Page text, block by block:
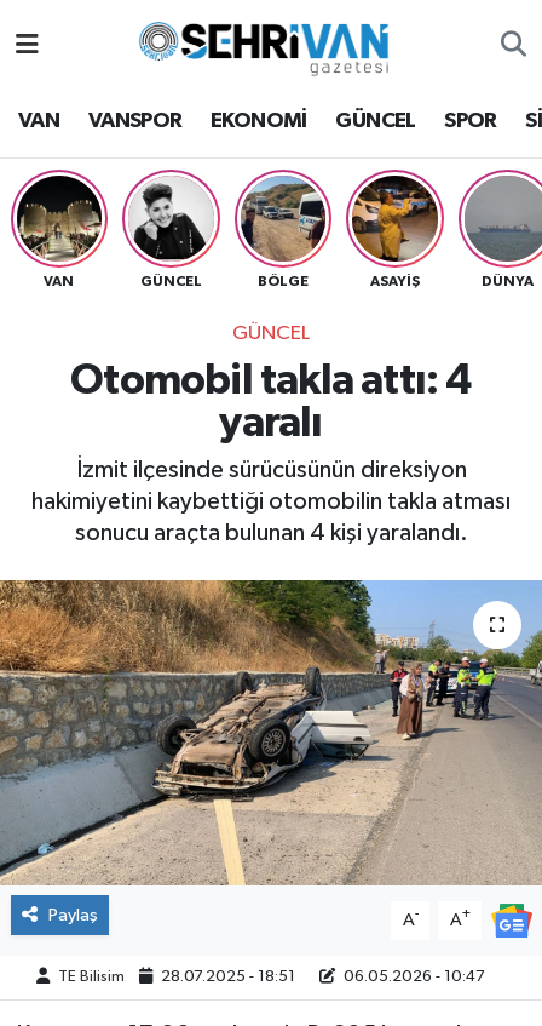
VAN VANSPOR EKONOMİ GÜNCEL SPOR
VAN GÜNCEL BÖLGE ASAYİŞ DÜNYA
GÜNCEL
Otomobil takla attı: 4
yaralı
İzmit ilçesinde sürücüsünün direksiyon
hakimiyetini kaybettiği otomobilin takla atması
sonucu araçta bulunan 4 kişi yaralandı.
Paylaş A- A+
TE Bilisim 28.07.2025 - 18:51 06.05.2026 - 10:47
Van Hava Durumu
VAN Namaz Vakitleri
Van Trafik Yoğunluk Haritası
Süper Lig Puan Durumu ve Fikstür
Tüm Manşetler
Son Dakika Haberleri
Haber Arşivi